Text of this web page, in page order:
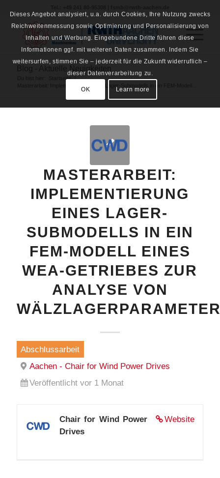
Startseite /
MASTERARBEIT:
IMPLEMENTIERUNG
EINES LAGER-
SUBMODELLS IN EIN
FEM-MODELL EINES
WEA-GETRIEBES ZUR
ANALYSE VON
Abschlussarbeit
Aachen - Chair for Wind Power Drives
Veröffentlicht vor 1 Monat
Website
Chair for Wind Power
Drives
Dieses Angebot analysiert, u.a. durch Cookies, Ihre Nutzung zwecks
Reichweitenmessung sowie Optimierung und Personalisierung von
Inhalten und Werbung. Eingebundene Dritte führen diese
Informationen ggf. mit weiteren Daten zusammen. Indem Sie
weitersurfen, stimmen Sie – jederzeit für die Zukunft widerruflich –
dieser Datenverarbeitung zu.
OK Learn more